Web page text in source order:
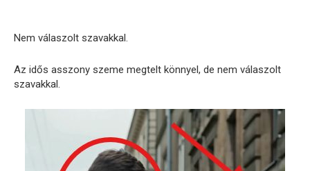
Nem válaszolt szavakkal.
Az idős asszony szeme megtelt könnyel, de nem válaszolt
szavakkal.